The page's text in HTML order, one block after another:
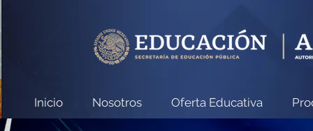
Inicio Nosotros Oferta Educativa